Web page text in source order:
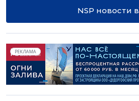
NSP новости в
РЕКЛАМА